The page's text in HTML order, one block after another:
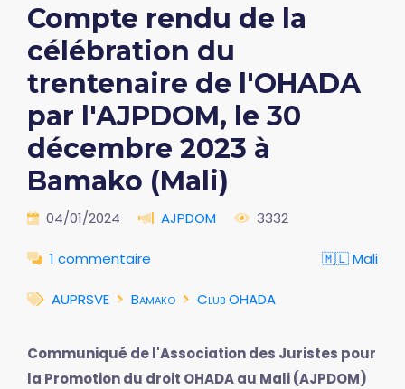
Compte rendu de la
célébration du
trentenaire de l'OHADA
par l'AJPDOM, le 30
décembre 2023 à
Bamako (Mali)
04/01/2024 AJPDOM 3332
1 commentaire 🇲🇱 Mali
AUPRSVE Bamako Club OHADA
Communiqué de l'Association des Juristes pour
la Promotion du droit OHADA au Mali (AJPDOM)